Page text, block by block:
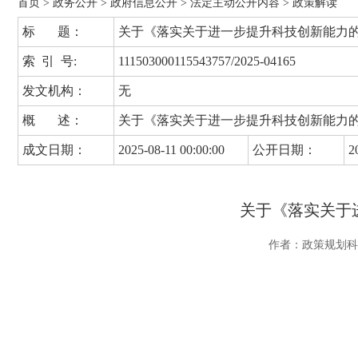
首页 >政务公开 >政府信息公开 >法定主动公开内容 >政策解读
标 题： 关于《落实关于进一步提升科技创新能力
索 引 号: 111503000115543757/2025-04165
发文机构： 无
概 述： 关于《落实关于进一步提升科技创新能力
成文日期： 2025-08-11 00:00:00 公开日期：
关于《落实关于
作者：政策规划科